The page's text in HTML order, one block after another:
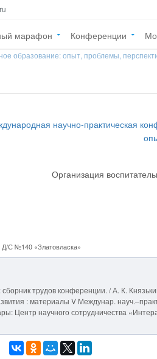
марафон Конференции
образование: опыт, проблемы,
научно-практическая
Организация
С №140 «Златовласка»
трудов конференции. / А. К.
: материалы V Междунар.
Центр научного сотрудничества